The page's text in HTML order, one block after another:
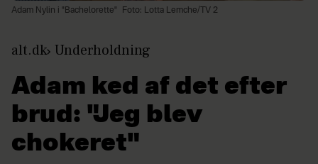
Adam Nylin i "Bachelorette" Foto: Lotta Lemche/TV 2
alt.dk Underholdning
Adam ked af det efter
brud: "Jeg blev
chokeret"